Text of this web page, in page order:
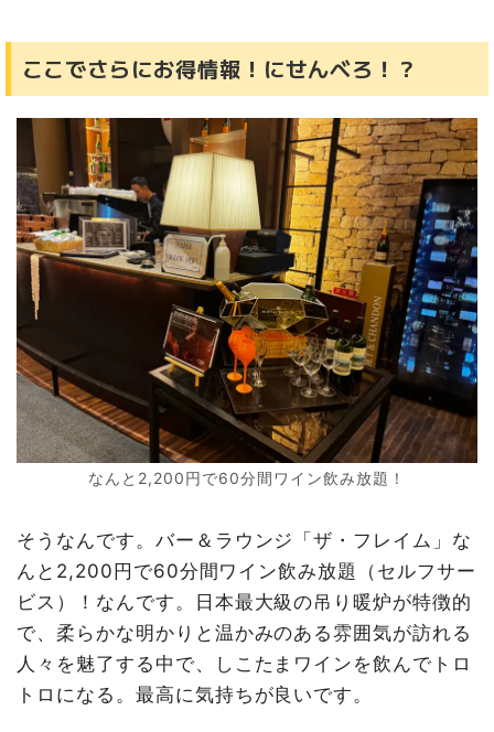
ここでさらにお得情報！にせんべろ！？
なんと2,200円で60分間ワイン飲み放題！
そうなんです。バー＆ラウンジ「ザ・フレイム」な
んと2,200円で60分間ワイン飲み放題（セルフサー
ビス）！なんです。日本最大級の吊り暖炉が特徴的
で、柔らかな明かりと温かみのある雰囲気が訪れる
人々を魅了する中で、しこたまワインを飲んでトロ
トロになる。最高に気持ちが良いです。